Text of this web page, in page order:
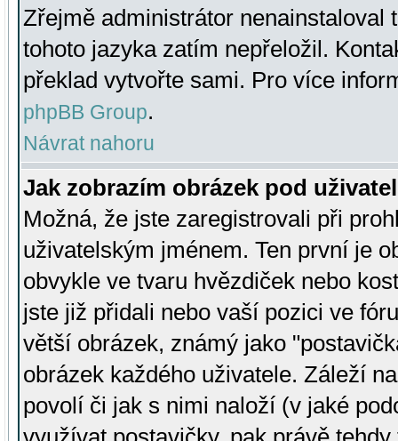
Zřejmě administrátor nenainstaloval
tohoto jazyka zatím nepřeložil.
překlad vytvořte sami. Pro více
phpBB Group.
Návrat nahoru
Jak zobrazím obrázek pod
Možná, že jste zaregistrovali při
uživatelským jménem. Ten první je
obvykle ve tvaru hvězdiček nebo
jste již přidali nebo vaší pozici ve
větší obrázek, známý jako
obrázek každého uživatele. Záleží
povolí či jak s nimi naloží (v jaké